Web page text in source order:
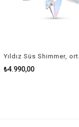
₺4.990,00